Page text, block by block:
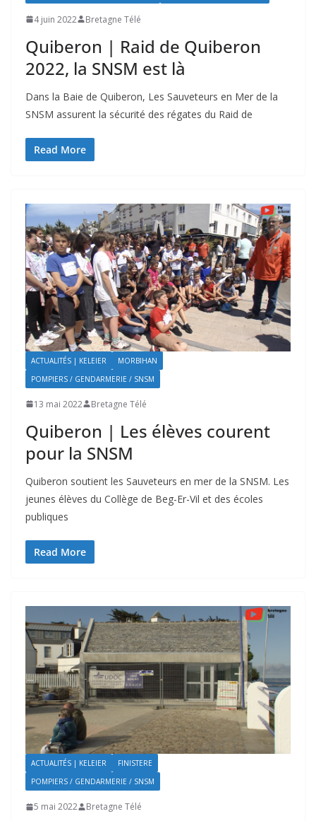
4 juin 2022 Bretagne Télé
Quiberon | Raid de Quiberon
2022, la SNSM est là
Dans la Baie de Quiberon, Les Sauveteurs en Mer de la
SNSM assurent la sécurité des régates du Raid de
Read More
ACTUALITÉS | KELEIER
MORBIHAN
POMPIERS / GENDARMERIE / SNSM
13 mai 2022 Bretagne Télé
Quiberon | Les élèves courent
pour la SNSM
Quiberon soutient les Sauveteurs en mer de la SNSM. Les
jeunes élèves du Collège de Beg-Er-Vil et des écoles
publiques
Read More
ACTUALITÉS | KELEIER
FINISTERE
POMPIERS / GENDARMERIE / SNSM
5 mai 2022 Bretagne Télé